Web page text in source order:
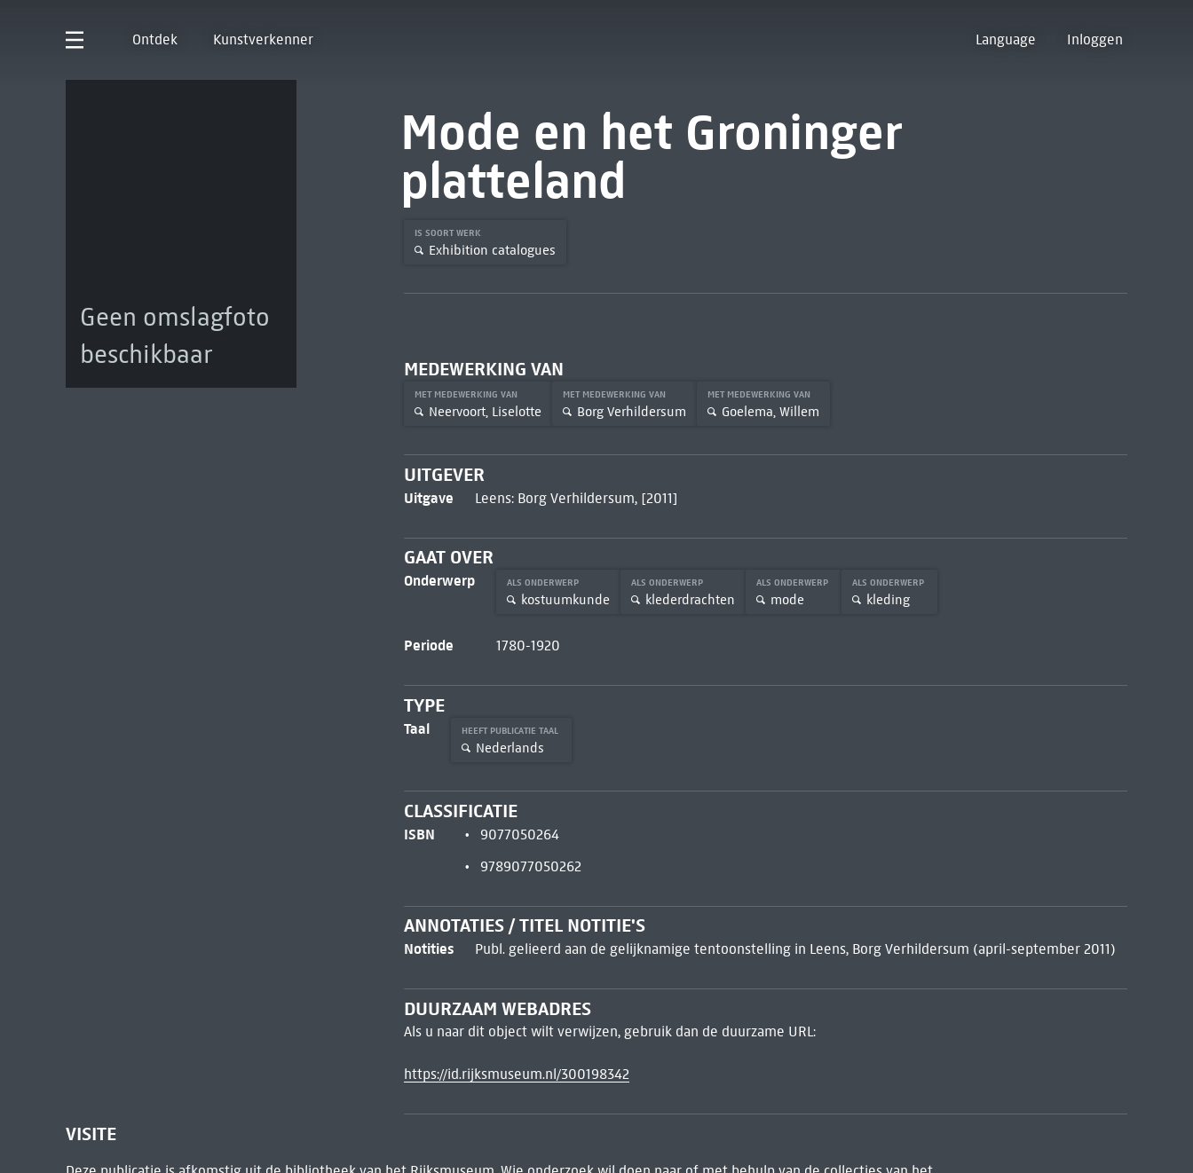
Ontdek Kunstverkenner Language Inloggen
Geen omslagfoto
beschikbaar
Mode en het Groninger
platteland
IS SOORT WERK
Exhibition catalogues
MEDEWERKING VAN
MET MEDEWERKING VAN
Neervoort, Liselotte
MET MEDEWERKING VAN
Borg Verhildersum
MET MEDEWERKING VAN
Goelema, Willem
UITGEVER
Uitgave Leens: Borg Verhildersum, [2011]
GAAT OVER
Onderwerp ALS ONDERWERP
kostuumkunde
ALS ONDERWERP
klederdrachten
ALS ONDERWERP
mode
ALS ONDERWERP
kleding
Periode 1780-1920
TYPE
Taal HEEFT PUBLICATIE TAAL
Nederlands
CLASSIFICATIE
ISBN
9077050264
9789077050262
ANNOTATIES / TITEL NOTITIE'S
Notities Publ. gelieerd aan de gelijknamige tentoonstelling in Leens, Borg Verhildersum (april-september 2011)
DUURZAAM WEBADRES
Als u naar dit object wilt verwijzen, gebruik dan de duurzame URL:
https://id.rijksmuseum.nl/300198342
VISITE